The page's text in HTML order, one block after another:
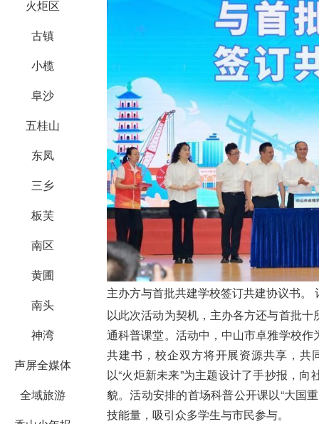
火炬区
古镇
小榄
阜沙
五桂山
东凤
三乡
板芙
南区
黄圃
南头
神湾
声屏全媒体
全域旅游
主办方与首批共建学校签订共建协议书。
以此次活动为契机，主办各方还与首批
通科普课堂。活动中，中山市卓雅学校
共建书，校企双方将开展资源共享，
以“火炬新未来”为主题设计了手抄报，
貌。活动安排的首场科普公开课以“大国
技能量，吸引众多学生与市民参与。